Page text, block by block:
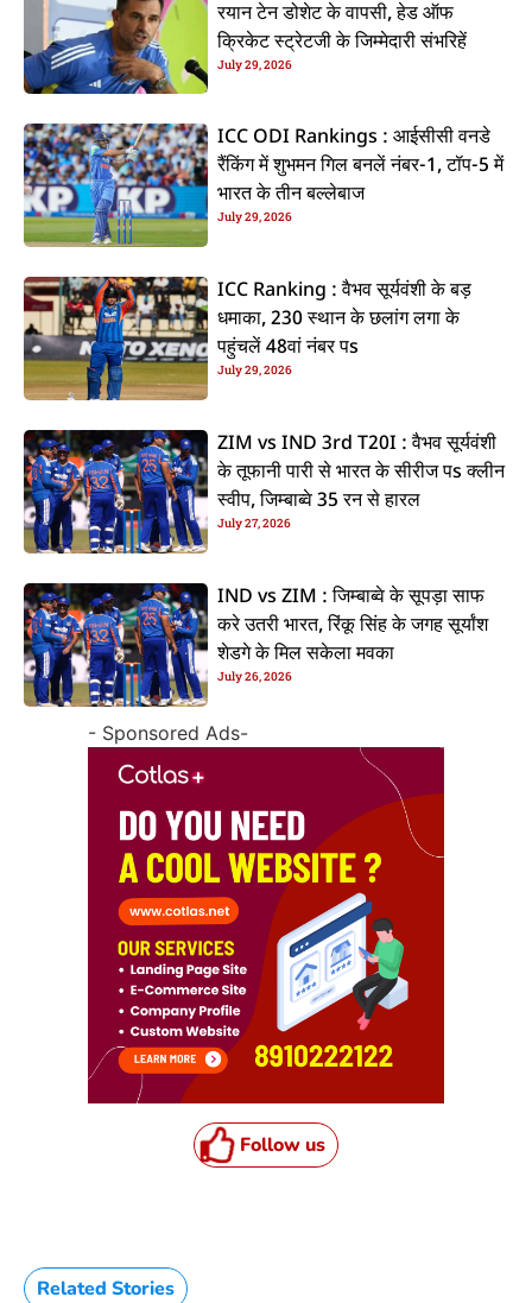
रयान टेन डोशेट के वापसी, हेड ऑफ
क्रिकेट स्ट्रेटजी के जिम्मेदारी संभरिहें
July 29, 2026
ICC ODI Rankings : आईसीसी वनडे
रैंकिंग में शुभमन गिल बनलें नंबर-1, टॉप-5 में
भारत के तीन बल्लेबाज
July 29, 2026
ICC Ranking : वैभव सूर्यवंशी के बड़
धमाका, 230 स्थान के छलांग लगा के
पहुंचलें 48वां नंबर पs
July 29, 2026
ZIM vs IND 3rd T20I : वैभव सूर्यवंशी
के तूफानी पारी से भारत के सीरीज पs क्लीन
स्वीप, जिम्बाब्वे 35 रन से हारल
July 27, 2026
IND vs ZIM : जिम्बाब्वे के सूपड़ा साफ
करे उतरी भारत, रिंकू सिंह के जगह सूर्यांश
शेडगे के मिल सकेला मवका
July 26, 2026
- Sponsored Ads-
Follow us
Related Stories